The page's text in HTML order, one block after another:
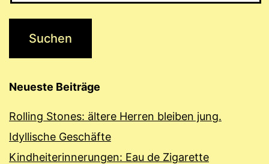
Neueste Beiträge
Rolling Stones: ältere Herren bleiben jung.
Idyllische Geschäfte
Kindheiterinnerungen: Eau de Zigarette